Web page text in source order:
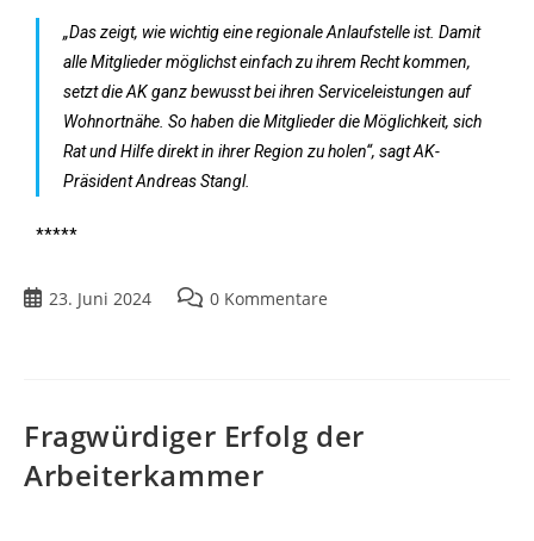
„Das zeigt, wie wichtig eine regionale Anlaufstelle ist. Damit
alle Mitglieder möglichst einfach zu ihrem Recht kommen,
setzt die AK ganz bewusst bei ihren Serviceleistungen auf
Wohnortnähe. So haben die Mitglieder die Möglichkeit, sich
Rat und Hilfe direkt in ihrer Region zu holen“, sagt AK-
Präsident Andreas Stangl.
*****
23. Juni 2024 0 Kommentare
Fragwürdiger Erfolg der
Arbeiterkammer